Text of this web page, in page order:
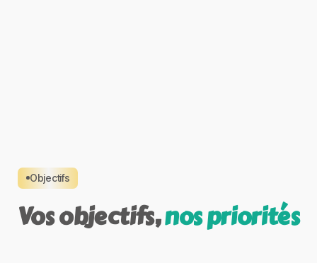
Objectifs
Vos objectifs,nos priorités